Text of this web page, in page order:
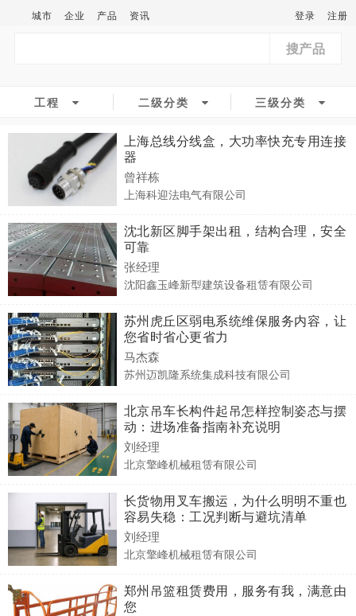
城市 企业 产品 资讯 登录 注册
搜产品
工程 二级分类 三级分类
上海总线分线盒，大功率快充专用连接
器
曾祥栋
上海科迎法电气有限公司
沈北新区脚手架出租，结构合理，安全
可靠
张经理
沈阳鑫玉峰新型建筑设备租赁有限公司
苏州虎丘区弱电系统维保服务内容，让
您省时省心更省力
马杰森
苏州迈凯隆系统集成科技有限公司
北京吊车长构件起吊怎样控制姿态与摆
动：进场准备指南补充说明
刘经理
北京擎峰机械租赁有限公司
长货物用叉车搬运，为什么明明不重也
容易失稳：工况判断与避坑清单
刘经理
北京擎峰机械租赁有限公司
郑州吊篮租赁费用，服务有我，满意由
您